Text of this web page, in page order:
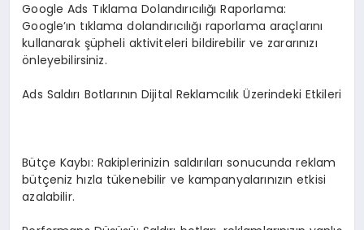
Google Ads Tıklama Dolandırıcılığı Raporlama:
Google’ın tıklama dolandırıcılığı raporlama araçlarını
kullanarak şüpheli aktiviteleri bildirebilir ve zararınızı
önleyebilirsiniz.
Ads Saldırı Botlarının Dijital Reklamcılık Üzerindeki Etkileri
Bütçe Kaybı: Rakiplerinizin saldırıları sonucunda reklam
bütçeniz hızla tükenebilir ve kampanyalarınızın etkisi
azalabilir.